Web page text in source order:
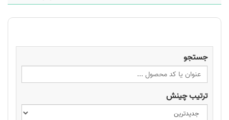
جستجو
ترتیب چینش